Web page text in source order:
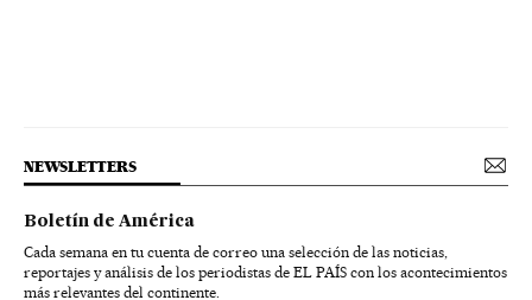
NEWSLETTERS
Boletín de América
Cada semana en tu cuenta de correo una selección de las noticias,
reportajes y análisis de los periodistas de EL PAÍS con los acontecimientos
más relevantes del continente.